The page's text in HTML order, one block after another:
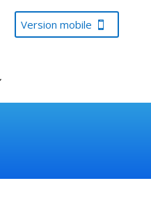
Version mobile